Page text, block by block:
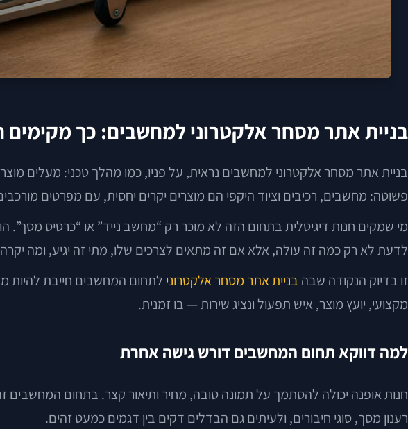
בניית אתר מסחר אלקטרוני למחשבים: כך מקימים
בניית אתר מסחר אלקטרוני למחשבים נראית, על פניו, כמו מהלך טכני: מעלים
פשוטה: מחשבים, רכיבים וציוד היקפי הם מוצרים יקרים יחסית, עם מפרטים
לדעת לא רק כמה זה עולה, אלא אם זה מתאים לצרכים שלו, מתי זה יגיע, ומה
זו בדיוק הנקודה שבה בניית אתר מסחר אלקטרוני לתחום המחשבים חייבת להיות
מקצועי, יועץ מוצר, איש תפעול ונציג שירות — בו זמנית.
למה דווקא תחום המחשבים דורש גישה אחרת
רענון מסך, סוגי חיבורים, ולעיתים גם הבדלים דקים בין דגמים כמעט זהים.